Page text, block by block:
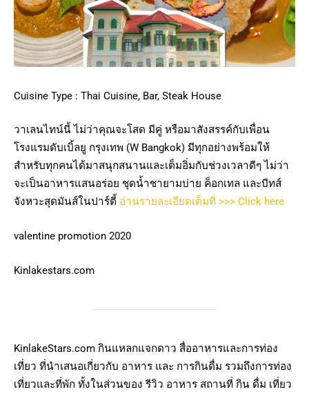
Cuisine Type : Thai Cuisine, Bar, Steak House
วาเลนไทน์นี้ ไม่ว่าคุณจะโสด มีคู่ หรือมาสังสรรค์กับเพื่อน
โรงแรมดับเบิ้ลยู กรุงเทพ (W Bangkok) มีทุกอย่างพร้อมให้
สำหรับทุกคนได้มาสนุกสนานและเต็มอิ่มกับช่วงเวลาดีๆ ไม่ว่า
จะเป็นอาหารแสนอร่อย ชุดน้ำชายามบ่าย ค็อกเทล และบีทส์
จังหวะสุดมันส์ในปาร์ตี้ อ่านรายละเอียดเต็มที่ >>> Click here
valentine promotion 2020
Kinlakestars.com
KinlakeStars.com กินแหลกแจกดาว สื่ออาหารและการท่อง
เที่ยว ที่นำเสนอเกี่ยวกับ อาหาร และ การกินดื่ม รวมถึงการท่อง
เที่ยวและที่พัก ทั้งในส่วนของ รีวิว อาหาร สถานที่ กิน ดื่ม เที่ยว